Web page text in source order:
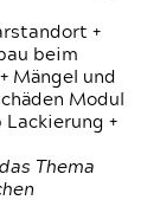
+
beim
Mängel und
Modul
Lackierung +
Thema